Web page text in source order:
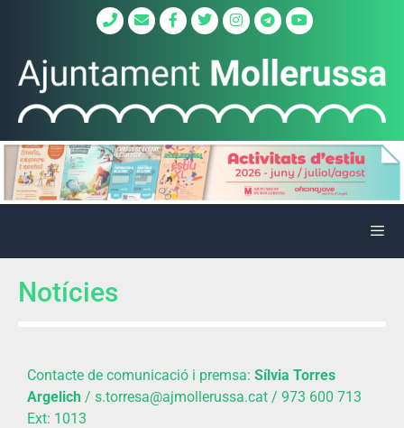
Notícies
Contacte de comunicació i premsa: Sílvia Torres
Argelich / s.torresa@ajmollerussa.cat / 973 600 713
Ext: 1013